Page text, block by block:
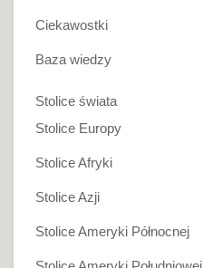
Ciekawostki
Baza wiedzy
Stolice świata
Stolice Europy
Stolice Afryki
Stolice Azji
Stolice Ameryki Północnej